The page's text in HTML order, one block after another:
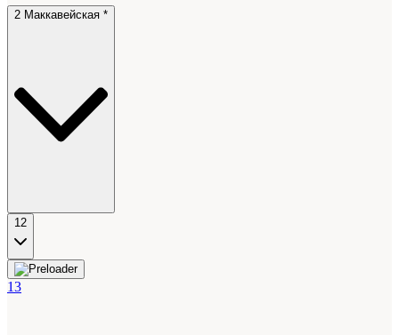
2 Маккавейская *
12
13